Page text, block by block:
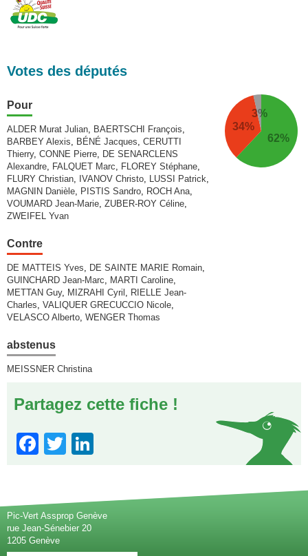
Votes des députés
Pour
ALDER Murat Julian, BAERTSCHI François,
BARBEY Alexis, BÉNÉ Jacques, CERUTTI
Thierry, CONNE Pierre, DE SENARCLENS
Alexandre, FALQUET Marc, FLOREY Stéphane,
FLURY Christian, IVANOV Christo, LUSSI Patrick,
MAGNIN Danièle, PISTIS Sandro, ROCH Ana,
VOUMARD Jean-Marie, ZUBER-ROY Céline,
ZWEIFEL Yvan
Contre
DE MATTEIS Yves, DE SAINTE MARIE Romain,
GUINCHARD Jean-Marc, MARTI Caroline,
METTAN Guy, MIZRAHI Cyril , RIELLE Jean-
Charles, VALIQUER GRECUCCIO Nicole,
VELASCO Alberto, WENGER Thomas
abstenus
MEISSNER Christina
62%
34%
3%
Partagez cette fiche !
Facebook
Twitter
Pic-Vert Assprop Genève
rue Jean-Sénebier 20
1205 Genève